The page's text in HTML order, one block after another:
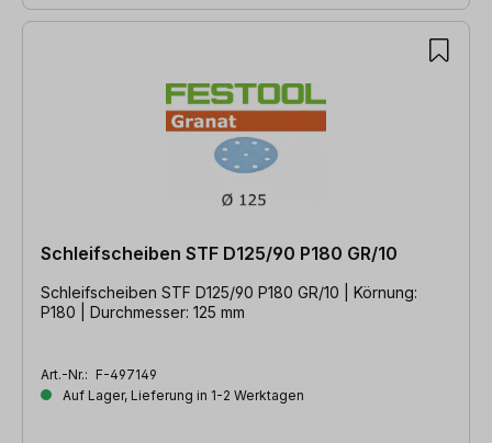
Schleifscheiben STF D125/90 P180 GR/10
Schleifscheiben STF D125/90 P180 GR/10 | Körnung:
P180 | Durchmesser: 125 mm
Art.-Nr.: F-497149
Auf Lager, Lieferung in 1-2 Werktagen